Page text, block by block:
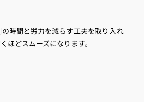
時間と労力を減らす工夫を取り入れ
ほどスムーズになります。